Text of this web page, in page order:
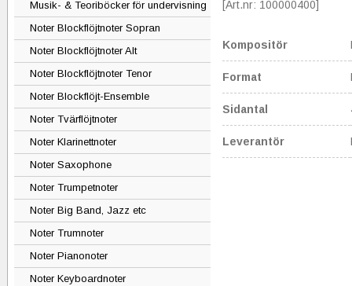
Musik- & Teoriböcker för undervisning
Noter Blockflöjtnoter Sopran
Noter Blockflöjtnoter Alt
Noter Blockflöjtnoter Tenor
Noter Blockflöjt-Ensemble
Noter Tvärflöjtnoter
Noter Klarinettnoter
Noter Saxophone
Noter Trumpetnoter
Noter Big Band, Jazz etc
Noter Trumnoter
Noter Pianonoter
Noter Keyboardnoter
[Art.nr: 100000400]
Kompositör
Format
Sidantal
Leverantör